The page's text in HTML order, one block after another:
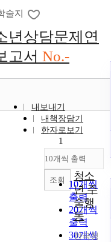
술지
년상담문제연
고서 No.-
내보내기
내책장담기
한자로보기
10개씩 출력
10개씩
출력
20개씩
출력
30개씩
조회
1
청소
년 주
술행
동
한국청